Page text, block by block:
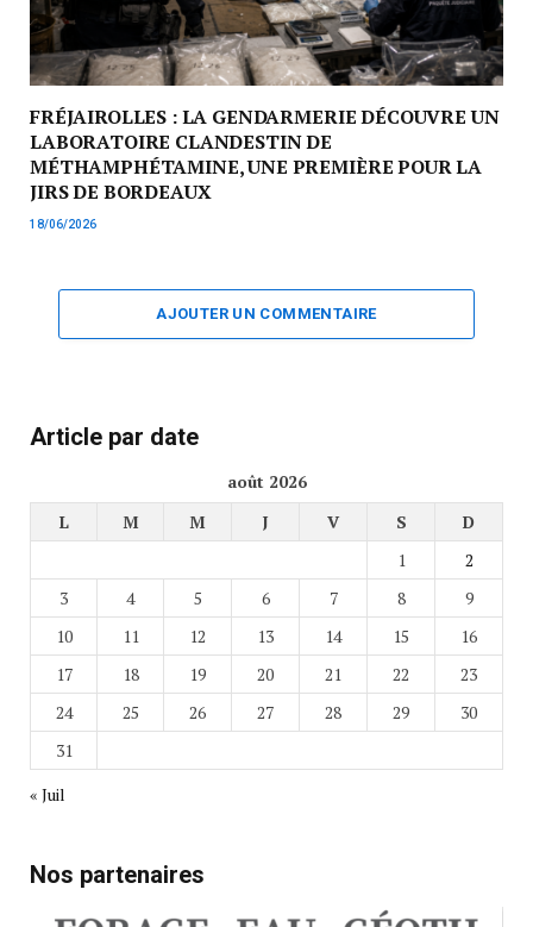
FRÉJAIROLLES : LA GENDARMERIE DÉCOUVRE UN
LABORATOIRE CLANDESTIN DE
MÉTHAMPHÉTAMINE, UNE PREMIÈRE POUR LA
JIRS DE BORDEAUX
18/06/2026
AJOUTER UN COMMENTAIRE
Article par date
août 2026
L
M M J V S
D
1
2
3
4 5 6 7 8
9
10
11 12 13 14 15
16
17
18 19 20 21 22
23
24
25 26 27 28 29
30
31
« Juil
Nos partenaires